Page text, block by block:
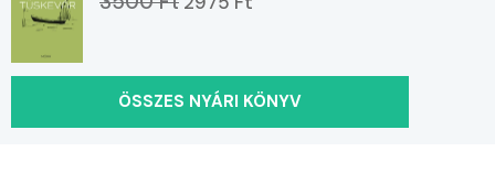
ÖSSZES NYÁRI KÖNYV